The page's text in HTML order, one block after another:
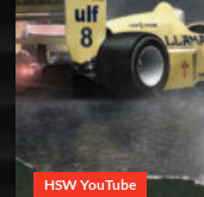
HSW YouTube